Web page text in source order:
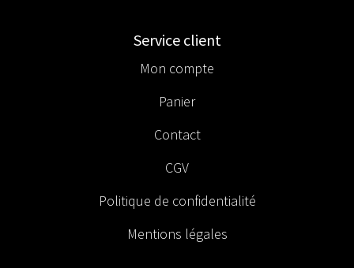
Service client
Mon compte
Panier
Contact
CGV
Politique de confidentialité
Mentions légales